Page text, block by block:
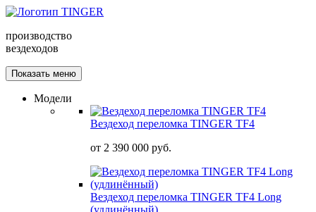
производство
вездеходов
Показать меню
Модели
Вездеход переломка TINGER TF4
от 2 390 000 руб.
Вездеход переломка TINGER TF4 Long
(удлинённый)